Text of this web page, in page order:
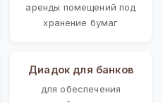
аренды помещений под
хранение бумаг
Диадок для банков
для обеспечения